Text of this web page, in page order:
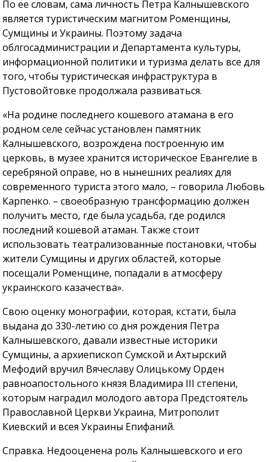
По ее словам, сама личность Петра Калнышевского
является туристическим магнитом Роменщины,
Сумщины и Украины. Поэтому задача
облгосадминистрации и Департамента культуры,
информационной политики и туризма делать все для
того, чтобы туристическая инфраструктура в
Пустовойтовке продолжала развиваться.
«На родине последнего кошевого атамана в его
родном селе сейчас установлен памятник
Калнышевского, возрождена построенную им
церковь, в музее хранится историческое Евангелие в
серебряной оправе, но в нынешних реалиях для
современного туриста этого мало, – говорила Любовь
Карпенко. – своеобразную трансформацию должен
получить место, где была усадьба, где родился
последний кошевой атаман. Также стоит
использовать театрализованные постановки, чтобы
жители Сумщины и других областей, которые
посещали Роменщине, попадали в атмосферу
украинского казачества».
Свою оценку монографии, которая, кстати, была
выдана до 330-летию со дня рождения Петра
Калнышевского, давали известные историки
Сумщины, а архиепископ Сумской и Ахтырский
Мефодий вручил Вячеславу Олицькому Орден
равноапостольного князя Владимира III степени,
которым наградил молодого автора Предстоятель
Православной Церкви Украина, Митрополит
Киевский и всея Украины Епифаний.
Справка. Недооценена роль Калнышевского и его